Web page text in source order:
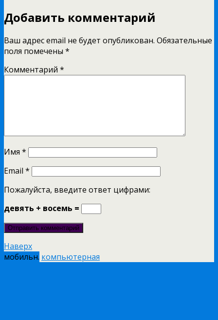
Добавить комментарий
Ваш адрес email не будет опубликован. Обязательные
поля помечены *
Комментарий *
Имя *
Email *
Пожалуйста, введите ответ цифрами:
девять + восемь =
Наверх
мобильн. компьютерная